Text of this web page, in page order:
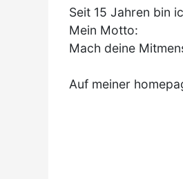
Seit 15 Jahren bin
Mein Motto:
Mach deine
Auf meiner